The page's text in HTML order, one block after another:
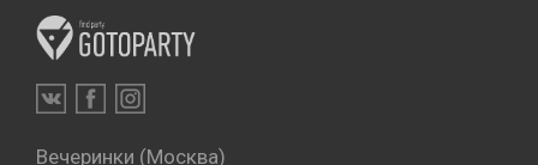
Вечеринки (Москва)